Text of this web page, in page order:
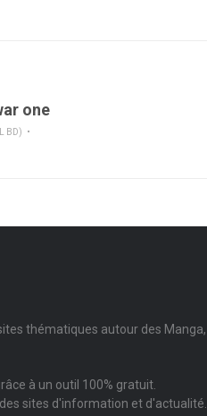
one
BD)
thématiques autour des Manga,
à un outil 100% gratuit.
sites d'information et d'actualité.